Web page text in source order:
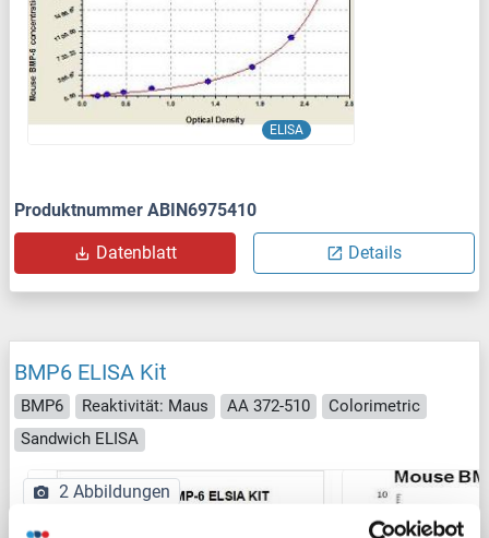
ELISA
Produktnummer ABIN6975410
Datenblatt Details
BMP6 ELISA Kit
BMP6 Reaktivität: Maus AA 372-510
Colorimetric
Sandwich ELISA
2 Abbildungen